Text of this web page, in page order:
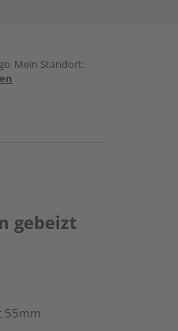
Mein Standort:
gebeizt
55mm